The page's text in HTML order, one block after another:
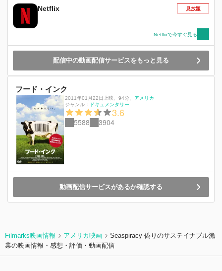
Netflix 見放題
Netflixで今すぐ見る
配信中の動画配信サービスをもっと見る
フード・インク
2011年01月22日上映 94分
アメリカ
ジャンル：
ドキュメンタリー
3.6
5588 3904
動画配信サービスがあるか確認する
Filmarks映画情報 アメリカ映画
Seaspiracy 偽りのサステイナブル漁
業の映画情報・感想・評価・動画配信